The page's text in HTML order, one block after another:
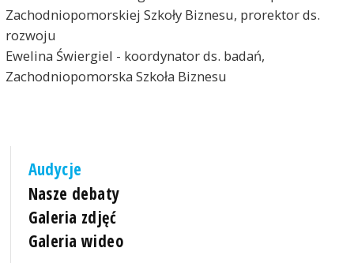
Zachodniopomorskiej Szkoły Biznesu, prorektor ds.
rozwoju
Ewelina Świergiel - koordynator ds. badań,
Zachodniopomorska Szkoła Biznesu
Audycje
Nasze debaty
Galeria zdjęć
Galeria wideo